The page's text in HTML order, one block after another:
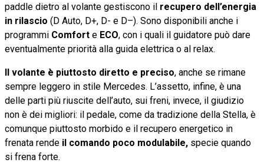
paddle dietro al volante gestiscono il recupero dell’energia
in rilascio (D Auto, D+, D- e D–). Sono disponibili anche i
programmi Comfort e ECO, con i quali il guidatore può dare
eventualmente priorità alla guida elettrica o al relax.
Il volante è piuttosto diretto e preciso, anche se rimane
sempre leggero in stile Mercedes. L’assetto, infine, è una
delle parti più riuscite dell’auto, sui freni, invece, il giudizio
non è dei migliori: il pedale, come da tradizione della Stella, è
comunque piuttosto morbido e il recupero energetico in
frenata rende il comando poco modulabile, specie quando
si frena forte.